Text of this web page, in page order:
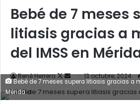
Bebé de 7 meses
litiasis gracias a
del IMSS en
René Herrera
Follow
X
Send
an
email
13 octubre, 2024
Bebé de 7 meses supera litiasis gracias a
Mérida